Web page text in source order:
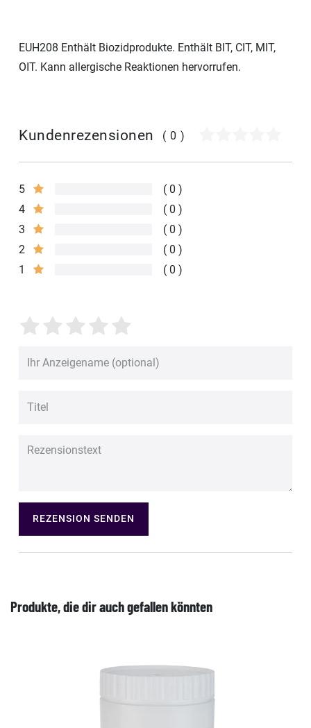
EUH208 Enthält Biozidprodukte. Enthält BIT, CIT, MIT,
OIT. Kann allergische Reaktionen hervorrufen.
Kundenrezensionen (0)
5
0
4
0
3
0
2
0
1
0
REZENSION SENDEN
Produkte, die dir auch gefallen könnten